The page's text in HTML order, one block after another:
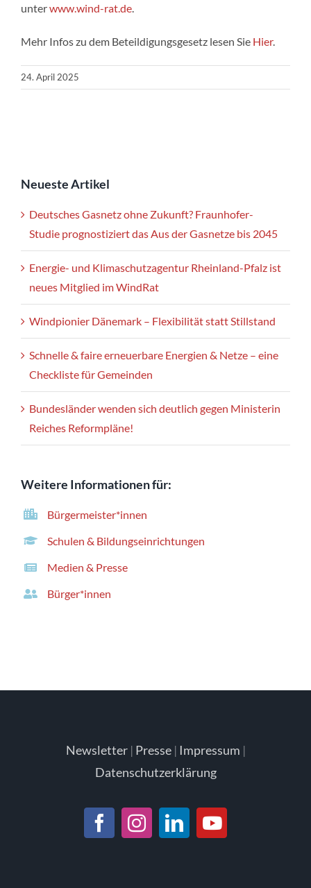
unterwww.wind-rat.de
Mehr Infos zu dem Beteildigungsgesetz lesen Sie Hier.
24. April 2025
Neueste Artikel
Deutsches Gasnetz ohne Zukunft? Fraunhofer-
Studie prognostiziert das Aus der Gasnetze bis 2045
Energie- und Klimaschutzagentur Rheinland-Pfalz ist
neues Mitglied im WindRat
Windpionier Dänemark – Flexibilität statt Stillstand
Schnelle & faire erneuerbare Energien & Netze – eine
Checkliste für Gemeinden
Bundesländer wenden sich deutlich gegen Ministerin
Reiches Reformpläne!
Weitere Informationen für:
Bürgermeister*innen
Schulen & Bildungseinrichtungen
Medien & Presse
Bürger*innen
Newsletter| Presse| Impressum |
Datenschutzerklärung
FacebookInstagram
LinkedInYouTube